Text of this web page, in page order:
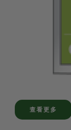
查看更多